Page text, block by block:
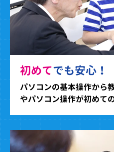
初めてでも安心！
パソコンの基本操作から
やパソコン操作が初めて